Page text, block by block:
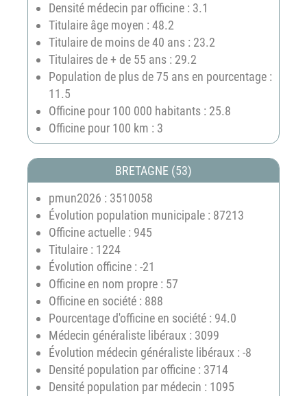
Densité médecin par officine : 3.1
Titulaire âge moyen : 48.2
Titulaire de moins de 40 ans : 23.2
Titulaires de + de 55 ans : 29.2
Population de plus de 75 ans en pourcentage :
11.5
Officine pour 100 000 habitants : 25.8
Officine pour 100 km : 3
BRETAGNE (53)
pmun2026 : 3510058
Évolution population municipale : 87213
Officine actuelle : 945
Titulaire : 1224
Évolution officine : -21
Officine en nom propre : 57
Officine en société : 888
Pourcentage d'officine en société : 94.0
Médecin généraliste libéraux : 3099
Évolution médecin généraliste libéraux : -8
Densité population par officine : 3714
Densité population par médecin : 1095